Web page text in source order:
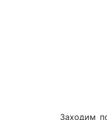
Заходим